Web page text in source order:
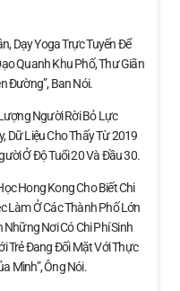
Dạy Yoga Trực Tuyến Để
Quanh Khu Phố, Thư Giãn
Đường”, Ban Nói.
Người Rời Bỏ Lực
Dữ Liệu Cho Thấy Từ 2019
Ở Độ Tuổi 20 Và Đầu 30.
Hong Kong Cho Biết Chi
Làm Ở Các Thành Phố Lớn
Nơi Có Chi Phí Sinh
Trẻ Đang Đối Mặt Với Thực
Mình”, Ông Nói.